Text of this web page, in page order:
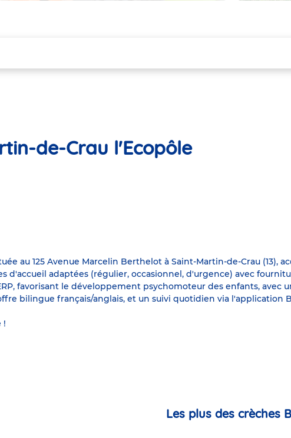
de-Crau l'Ecopôle
au 125 Avenue Marcelin Berthelot à Saint-Martin-de-Crau (13),
d'accueil adaptées (régulier, occasionnel, d'urgence) avec
favorisant le développement psychomoteur des enfants,
bilingue français/anglais, et un suivi quotidien via
!
Les plus des crèches